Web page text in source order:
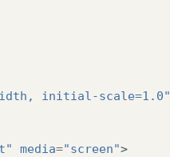
initial-scale=1.0"
media="screen">